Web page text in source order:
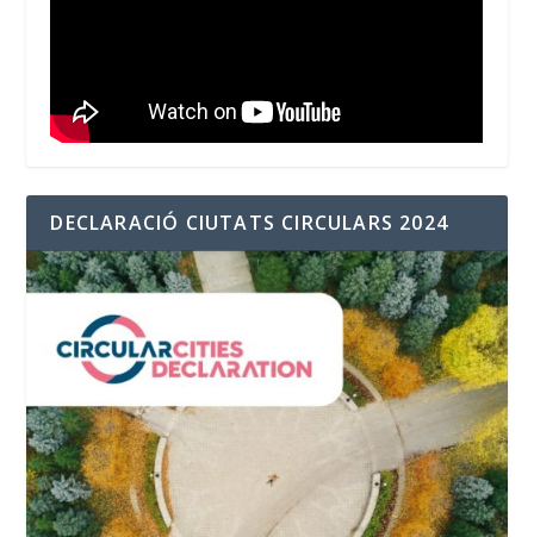
DECLARACIÓ CIUTATS CIRCULARS 2024